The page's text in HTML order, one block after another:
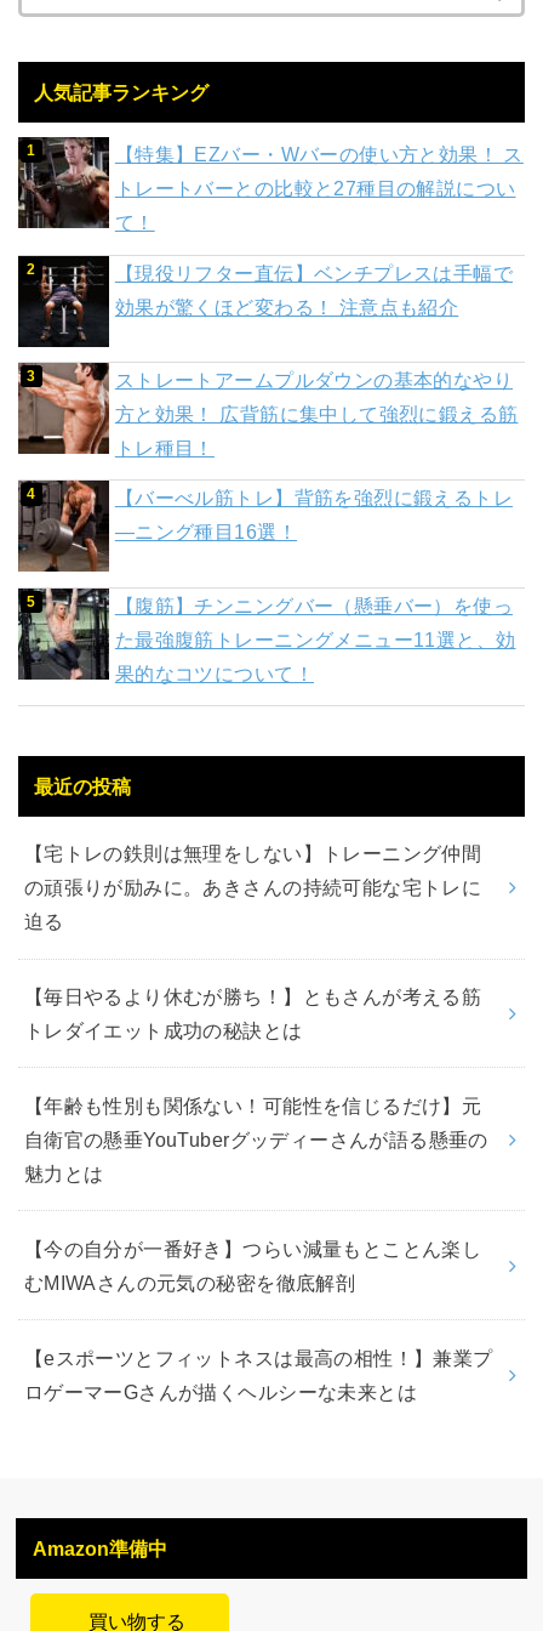
人気記事ランキング
【特集】EZバー・Wバーの使い方と効果！ ス
トレートバーとの比較と27種目の解説につい
て！
【現役リフター直伝】ベンチプレスは手幅で
効果が驚くほど変わる！ 注意点も紹介
ストレートアームプルダウンの基本的なやり
方と効果！ 広背筋に集中して強烈に鍛える筋
トレ種目！
【バーべル筋トレ】背筋を強烈に鍛えるトレ
―ニング種目16選！
【腹筋】チンニングバー（懸垂バー）を使っ
た最強腹筋トレーニングメニュー11選と、効
果的なコツについて！
最近の投稿
【宅トレの鉄則は無理をしない】トレーニング仲間
の頑張りが励みに。あきさんの持続可能な宅トレに
迫る
【毎日やるより休むが勝ち！】ともさんが考える筋
トレダイエット成功の秘訣とは
【年齢も性別も関係ない！可能性を信じるだけ】元
自衛官の懸垂YouTuberグッディーさんが語る懸垂の
魅力とは
【今の自分が一番好き】つらい減量もとことん楽し
むMIWAさんの元気の秘密を徹底解剖
【eスポーツとフィットネスは最高の相性！】兼業プ
ロゲーマーGさんが描くヘルシーな未来とは
Amazon準備中
買い物する